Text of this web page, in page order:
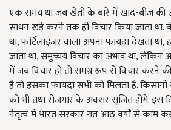
एक समय था जब खेती के बारे में खाद-बीज की
साधन खड़े करने तक ही विचार किया जाता था.
था, फर्टिलाइजर वाला अपना फायदा देखता था,
जाता था, समुच्चय विचार का अभाव था, लेकिन
में जब विचार हो तो समग्र रूप से विचार करने
है तो इसका फायदा सभी को मिलता है.
को भी तथा रोजगार के अवसर सृजित होंगे. इस
नेतृत्व में भारत सरकार गत आठ वर्षों से काम